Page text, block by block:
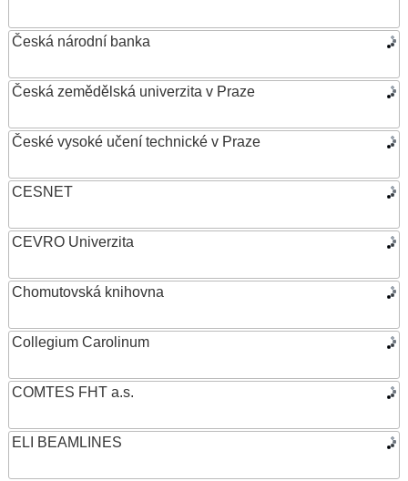
Česká národní banka
Česká zemědělská univerzita v Praze
České vysoké učení technické v Praze
CESNET
CEVRO Univerzita
Chomutovská knihovna
Collegium Carolinum
COMTES FHT a.s.
ELI BEAMLINES